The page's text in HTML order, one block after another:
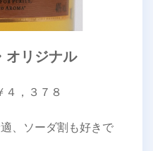
オリジナル
，３７８
、ソーダ割も好きで